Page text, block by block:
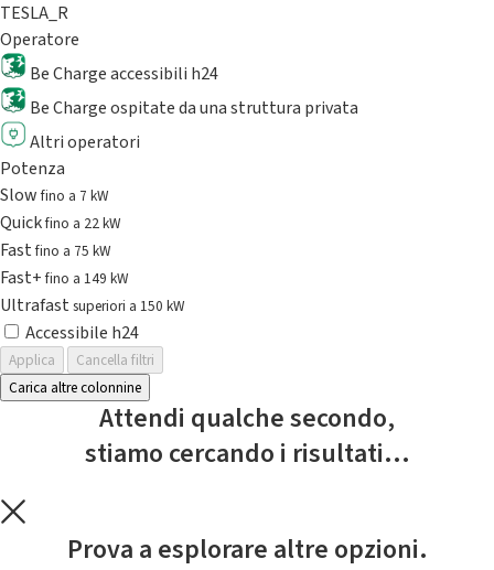
TESLA_R
Operatore
Be Charge accessibili h24
Be Charge ospitate da una struttura privata
Altri operatori
Potenza
Slowfino a 7 kW
Quickfino a 22 kW
Fastfino a 75 kW
Fast+fino a 149 kW
Ultrafast superiori a 150 kW
Accessibile h24
Applica
Cancella filtri
Carica altre colonnine
Attendi qualche secondo,
stiamo cercando i risultati...
Prova a esplorare altre opzioni.